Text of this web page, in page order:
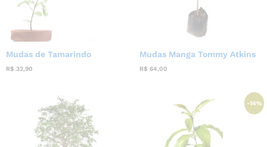
Mudas de Tamarindo
R$ 32,90
Mudas Manga Tommy Atkins
R$ 64,00
-14%